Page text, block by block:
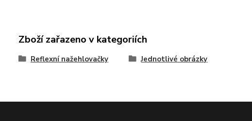
Zboží zařazeno v kategoriích
Reflexní nažehlovačky Jednotlivé obrázky